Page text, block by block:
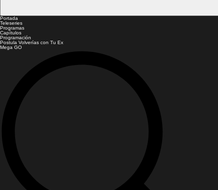
Portada
Teleseries
Programas
Capítulos
Programación
Postula Volverías con Tu Ex
Mega GO